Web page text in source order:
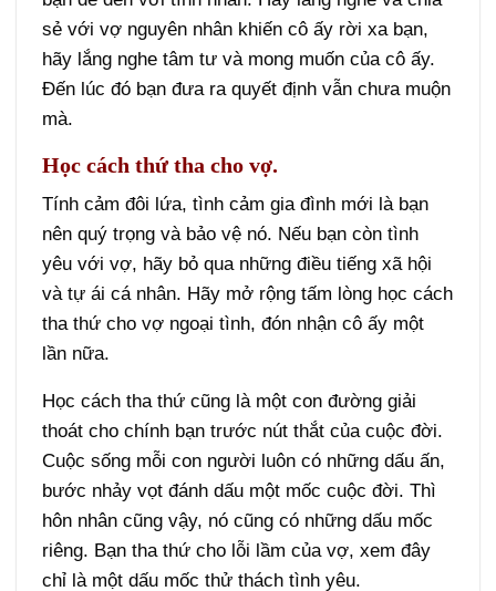
sẻ với vợ nguyên nhân khiến cô ấy rời xa bạn,
hãy lắng nghe tâm tư và mong muốn của cô ấy.
Đến lúc đó bạn đưa ra quyết định vẫn chưa muộn
mà.
Học cách thứ tha cho vợ.
Tính cảm đôi lứa, tình cảm gia đình mới là bạn
nên quý trọng và bảo vệ nó. Nếu bạn còn tình
yêu với vợ, hãy bỏ qua những điều tiếng xã hội
và tự ái cá nhân. Hãy mở rộng tấm lòng học cách
tha thứ cho vợ ngoại tình, đón nhận cô ấy một
lần nữa.
Học cách tha thứ cũng là một con đường giải
thoát cho chính bạn trước nút thắt của cuộc đời.
Cuộc sống mỗi con người luôn có những dấu ấn,
bước nhảy vọt đánh dấu một mốc cuộc đời. Thì
hôn nhân cũng vậy, nó cũng có những dấu mốc
riêng. Bạn tha thứ cho lỗi lầm của vợ, xem đây
chỉ là một dấu mốc thử thách tình yêu.